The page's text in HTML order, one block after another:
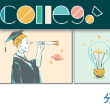
ColleGo! 大學選才與高中